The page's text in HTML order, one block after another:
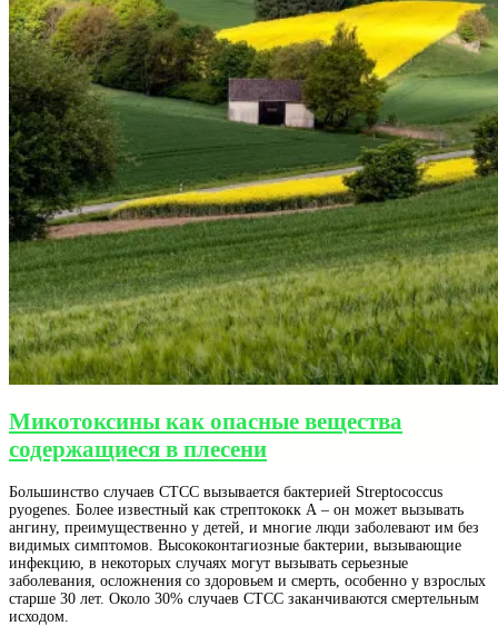
Микотоксины как опасные вещества
содержащиеся в плесени
Большинство случаев СТСС вызывается бактерией Streptococcus
pyogenes. Более известный как стрептококк А – он может вызывать
ангину, преимущественно у детей, и многие люди заболевают им без
видимых симптомов. Высококонтагиозные бактерии, вызывающие
инфекцию, в некоторых случаях могут вызывать серьезные
заболевания, осложнения со здоровьем и смерть, особенно у взрослых
старше 30 лет. Около 30% случаев СТСС заканчиваются смертельным
исходом.